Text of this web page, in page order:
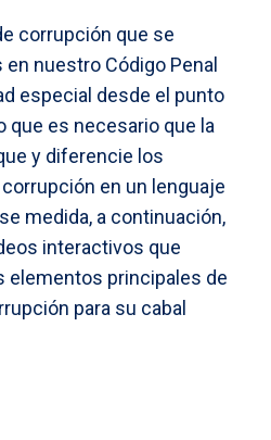
corrupción que se
nuestro Código Penal
especial desde el punto
que es necesario que la
y diferencie los
en un lenguaje
medida, a continuación,
interactivos que
elementos principales de
para su cabal